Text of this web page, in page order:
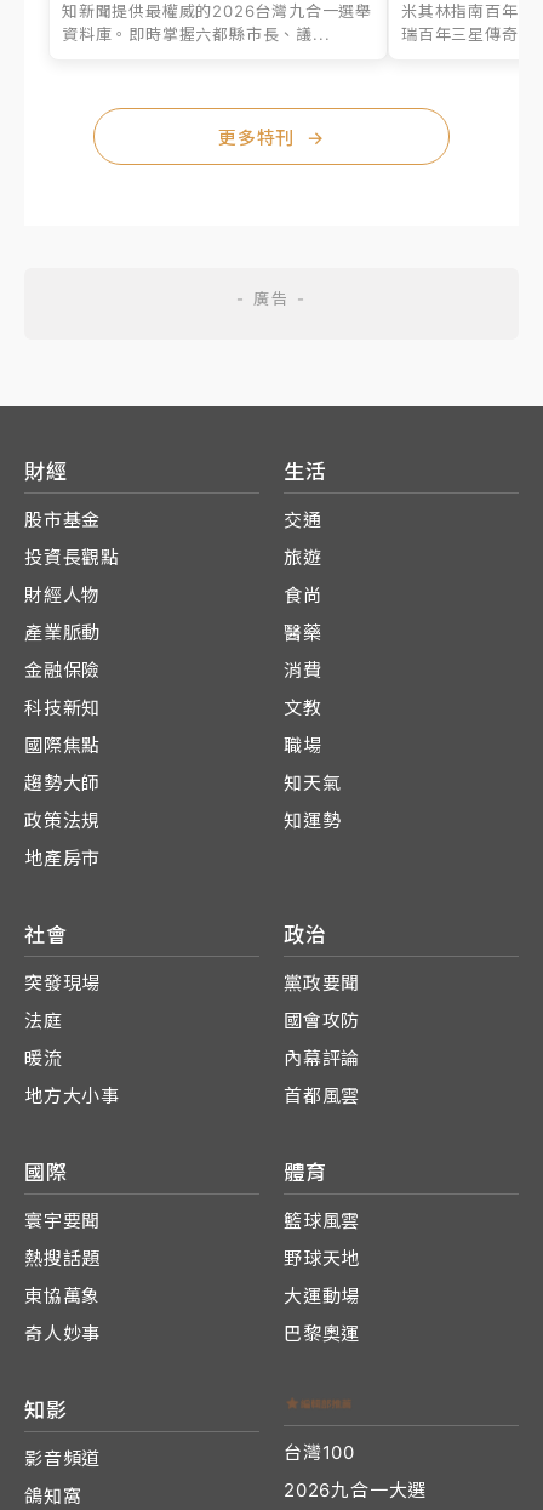
知新聞提供最權威的2026台灣九合一選舉
資料庫。即時掌握六都縣市長、議...
米其林指南百年之
瑞百年三星傳奇、
更多特刊 →
財經
股市基金
投資長觀點
財經人物
產業脈動
金融保險
科技新知
國際焦點
趨勢大師
政策法規
地產房市
生活
交通
旅遊
食尚
醫藥
消費
文教
職場
知天氣
知運勢
社會
突發現場
法庭
暖流
地方大小事
政治
黨政要聞
國會攻防
內幕評論
首都風雲
國際
寰宇要聞
熱搜話題
東協萬象
奇人妙事
體育
籃球風雲
野球天地
大運動場
巴黎奧運
知影
影音頻道
鴿知窩
台灣100
2026九合一大選